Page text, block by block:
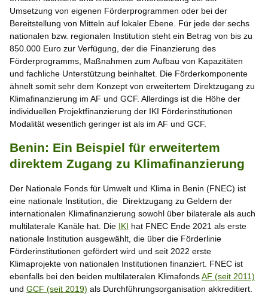
Umsetzung von eigenen Förderprogrammen oder bei der
Bereitstellung von Mitteln auf lokaler Ebene. Für jede der sechs
nationalen bzw. regionalen Institution steht ein Betrag von bis zu
850.000 Euro zur Verfügung, der die Finanzierung des
Förderprogramms, Maßnahmen zum Aufbau von Kapazitäten
und fachliche Unterstützung beinhaltet. Die Förderkomponente
ähnelt somit sehr dem Konzept von erweitertem Direktzugang zu
Klimafinanzierung im AF und GCF. Allerdings ist die Höhe der
individuellen Projektfinanzierung der IKI Förderinstitutionen
Modalität wesentlich geringer ist als im AF und GCF.
Benin: Ein Beispiel für erweitertem
direktem Zugang zu Klimafinanzierung
Der Nationale Fonds für Umwelt und Klima in Benin (FNEC) ist
eine nationale Institution, die Direktzugang zu Geldern der
internationalen Klimafinanzierung sowohl über bilaterale als auch
multilaterale Kanäle hat. Die IKI hat FNEC Ende 2021 als erste
nationale Institution ausgewählt, die über die Förderlinie
Förderinstitutionen gefördert wird und seit 2022 erste
Klimaprojekte von nationalen Institutionen finanziert. FNEC ist
ebenfalls bei den beiden multilateralen KlimafondsAF (seit 2011)
und GCF (seit 2019) als Durchführungsorganisation akkreditiert.